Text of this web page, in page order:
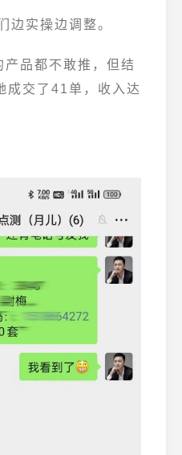
边实操边调整。
品都不敢推，但结
成交了41单，收入达